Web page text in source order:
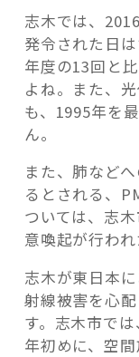
志木では、
発令された日
年度の13回と
よね。また、
も、1995年を
ん。
また、肺など
るとされる、
ついては、志
意喚起が行われ
志木が東日本
射線被害を心
す。志木市で
年初めに、空